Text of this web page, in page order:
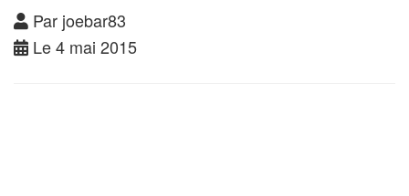
Par joebar83
Le 4 mai 2015